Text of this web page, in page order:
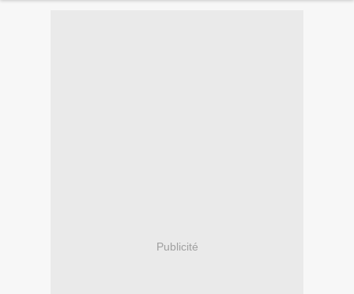
Publicité